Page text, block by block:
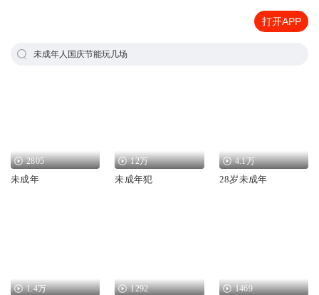
打开APP
未成年人国庆节能玩几场
2805
未成年
12万
未成年犯
4.1万
28岁未成年
1.4万 1292 1469